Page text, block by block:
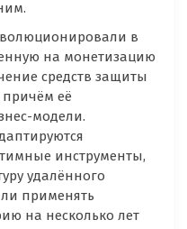
в
на монетизацию
средств защиты
её
модели.
инструменты,
удалённого
применять
на несколько лет